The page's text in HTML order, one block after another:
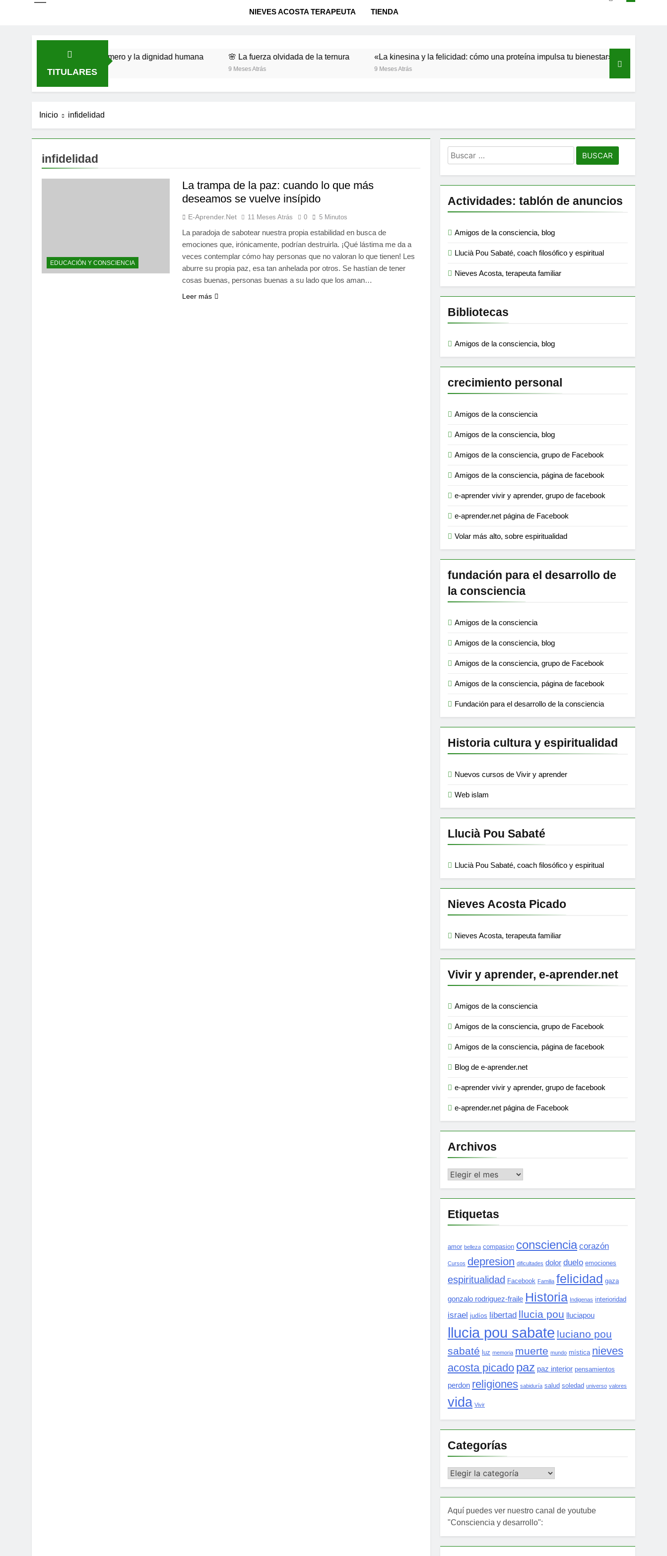
NIEVES ACOSTA TERAPEUTA TIENDA
TITULARES
San Óscar Romero y la dignidad humana
4 Meses Atrás
🌸 La fuerza olvidada de la ternura
9 Meses Atrás
«La kinesina y la felicidad: cómo una proteína impulsa tu bienestar»
9 Meses Atrás
Las estacas
10 Meses Atrás
Inicio infidelidad
infidelidad
EDUCACIÓN Y CONSCIENCIA
La trampa de la paz: cuando lo que más
deseamos se vuelve insípido
E-Aprender.net 11 Meses Atrás 0 5 Minutos
La paradoja de sabotear nuestra propia estabilidad en busca de
emociones que, irónicamente, podrían destruirla. ¡Qué lástima me da a
veces contemplar cómo hay personas que no valoran lo que tienen! Les
aburre su propia paz, esa tan anhelada por otros. Se hastían de tener
cosas buenas, personas buenas a su lado que los aman…
Leer más
Buscar:
Actividades: tablón de anuncios
Amigos de la consciencia, blog
Llucià Pou Sabaté, coach filosófico y espiritual
Nieves Acosta, terapeuta familiar
Bibliotecas
Amigos de la consciencia, blog
crecimiento personal
Amigos de la consciencia
Amigos de la consciencia, blog
Amigos de la consciencia, grupo de Facebook
Amigos de la consciencia, página de facebook
e-aprender vivir y aprender, grupo de facebook
e-aprender.net página de Facebook
Volar más alto, sobre espiritualidad
fundación para el desarrollo de
la consciencia
Amigos de la consciencia
Amigos de la consciencia, blog
Amigos de la consciencia, grupo de Facebook
Amigos de la consciencia, página de facebook
Fundación para el desarrollo de la consciencia
Historia cultura y espiritualidad
Nuevos cursos de Vivir y aprender
Web islam
Llucià Pou Sabaté
Llucià Pou Sabaté, coach filosófico y espiritual
Nieves Acosta Picado
Nieves Acosta, terapeuta familiar
Vivir y aprender, e-aprender.net
Amigos de la consciencia
Amigos de la consciencia, grupo de Facebook
Amigos de la consciencia, página de facebook
Blog de e-aprender.net
e-aprender vivir y aprender, grupo de facebook
e-aprender.net página de Facebook
Archivos
Archivos
Etiquetas
amor belleza compasion consciencia corazón
Cursos depresion dificultades dolor duelo emociones
espiritualidad Facebook Familia felicidad gaza
gonzalo rodriguez-fraile Historia Indigenas interioridad
israel judíos libertad llucia pou lluciapou
llucia pou sabate luciano pou
sabaté luz memoria muerte mundo mística nieves
acosta picado paz paz interior pensamientos
perdon religiones sabiduría salud soledad universo valores
vida Vivir
Categorías
Categorías
Aquí puedes ver nuestro canal de youtube
"Consciencia y desarrollo":